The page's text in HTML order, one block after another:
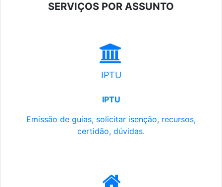
SERVIÇOS POR ASSUNTO
IPTU
IPTU
Emissão de guias, solicitar isenção, recursos,
certidão, dúvidas.